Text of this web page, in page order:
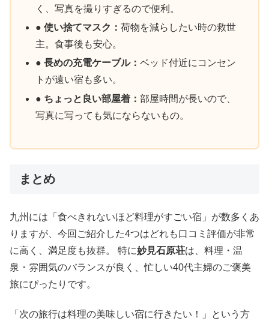
く、写真を撮りすぎるので便利。
● 使い捨てマスク：荷物を減らしたい時の救世
主。食事後も安心。
● 長めの充電ケーブル：ベッド付近にコンセン
トが遠い宿も多い。
● ちょっと良い部屋着：部屋時間が長いので、
写真に写っても気にならないもの。
まとめ
九州には「食べきれないほど料理がすごい宿」が数多くあ
りますが、今回ご紹介した4つはどれも口コミ評価が非常
に高く、満足度も抜群。 特に妙見石原荘は、料理・温
泉・雰囲気のバランスが良く、忙しい40代主婦のご褒美
旅にぴったりです。
「次の旅行は料理の美味しい宿に行きたい！」という方